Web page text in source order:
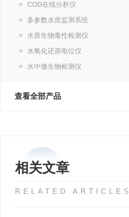
COD在线分析仪
多参数水质监测系统
水质生物毒性检测仪
水氧化还原电位仪
水中微生物检测仪
查看全部产品
相关文章
RELATED ARTICLES